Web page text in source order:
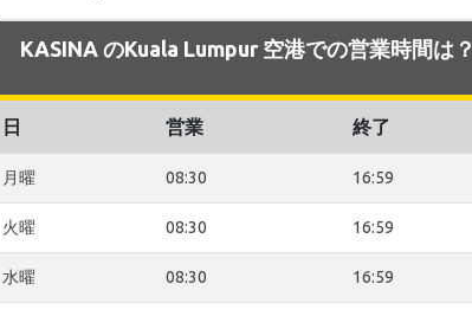
KASINA のKuala Lumpur 空港での営業時間は？
日 営業 終了
月曜 08:30 16:59
火曜 08:30 16:59
水曜 08:30 16:59